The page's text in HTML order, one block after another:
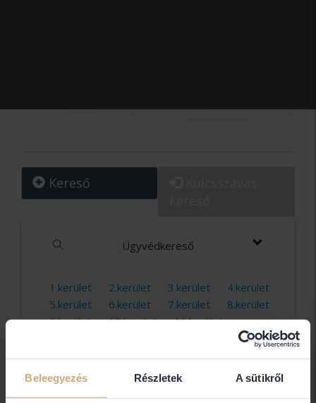
Beleegyezés Részletek A sütikről
Kereső
Ügyvédkereső
1.kerület 2.kerület 3.kerület
4.kerület
5.kerület
6.kerület 7.kerület
8.kerület
9.kerület
10.kerület
11.kerület
18.kerület
19.kerület
21.kerület